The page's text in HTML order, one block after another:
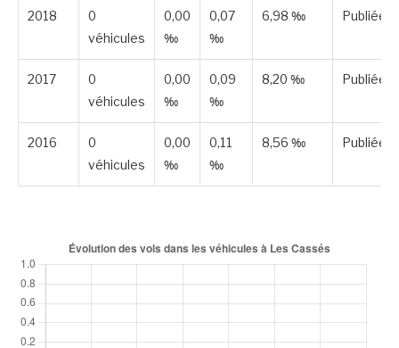
2018
0
véhicules
0,00
‰
0,07
‰
6,98 ‰ Publiée
2017
0
véhicules
0,00
‰
0,09
‰
8,20 ‰ Publiée
2016
0
véhicules
0,00
‰
0,11
‰
8,56 ‰ Publiée